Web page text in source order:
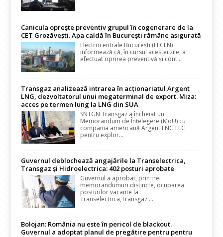
Canicula oprește preventiv grupul în cogenerare de la
CET Grozăvești. Apa caldă în București rămâne asigurată
Electrocentrale București (ELCEN)
informează că, în cursul acestei zile, a
efectuat oprirea preventivă și cont...
Transgaz analizează intrarea în acționariatul Argent
LNG, dezvoltatorul unui megaterminal de export. Miza:
acces pe termen lung la LNG din SUA
SNTGN Transgaz a încheiat un
Memorandum de Înțelegere (MoU) cu
compania americană Argent LNG LLC
pentru explor...
Guvernul deblochează angajările la Transelectrica,
Transgaz și Hidroelectrica: 402 posturi aprobate
Guvernul a aprobat, prin trei
memorandumuri distincte, ocuparea
posturilor vacante la
Transelectrica,Transgaz ...
Bolojan: România nu este în pericol de blackout.
Guvernul a adoptat planul de pregătire pentru pentru